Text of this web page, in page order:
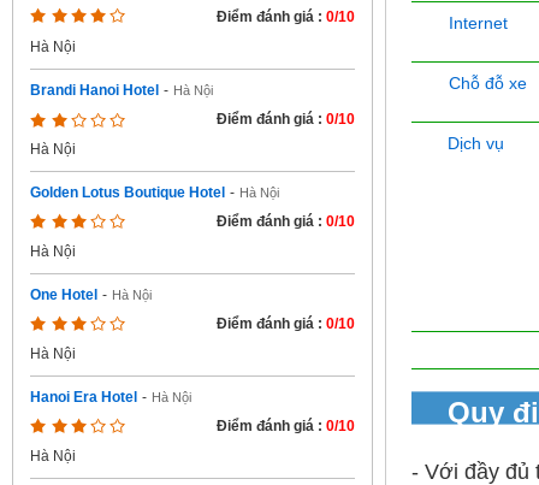
Điểm đánh giá : 0/10
Hà Nội
Brandi Hanoi Hotel - Hà Nội
Điểm đánh giá : 0/10
Hà Nội
Golden Lotus Boutique Hotel - Hà Nội
Điểm đánh giá : 0/10
Hà Nội
One Hotel - Hà Nội
Điểm đánh giá : 0/10
Hà Nội
Hanoi Era Hotel - Hà Nội
Điểm đánh giá : 0/10
Hà Nội
Internet
Chỗ đỗ xe
Dịch vụ
Quy
- Với đầy đủ